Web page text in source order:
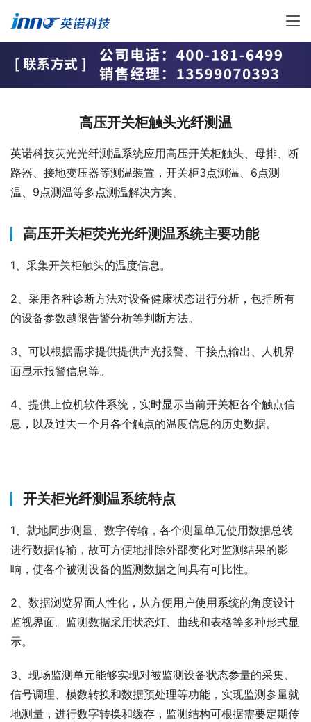
高压开关柜触头光纤测温
英诺科技荧光光纤测温系统应用高压开关柜触头、母排、断
路器、接地变压器等测温装置，开关柜3点测温、6点测
温、9点测温等多点测温解决方案。
高压开关柜荧光光纤测温系统主要功能
1、采集开关柜触头的温度信息。
2、采用各种诊断方法对设备健康状态进行分析，包括所有
的设备参数越限告警分析等判断方法。
3、可以根据需求提供提供声光报警、干接点输出、人机界
面显示报警信息等。
4、提供上位机软件系统，实时显示当前开关柜各个触点信
息，以及过去一个月各个触点的温度信息的历史数据。
开关柜光纤测温系统特点
1、就地同步测量、数字传输，各个测量单元使用数据总线
进行数据传输，故可方便地排除外部变化对监测结果的影
响，使各个被测设备的监测数据之间具有可比性。
2、数据浏览界面人性化，从方便用户使用系统的角度设计
监视界面。监测数据采用状态灯、曲线和表格等多种形式显
示。
3、现场监测单元能够实现对被监测设备状态参量的采集、
信号调理、模数转换和数据预处理等功能，实现监测参量就
地测量，进行数字转换和缓存，监测结构可根据需要定期传